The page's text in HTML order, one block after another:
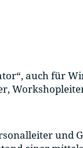
auch für
und